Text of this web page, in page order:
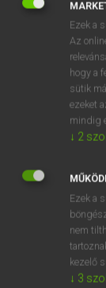
DÍJMENTES
south-westerly
south-western
south-westward
sovány
soványodik
soványság
Ezek a
Az
hogy a
sütik
ezeket
mindig
↓ 2
Ezek a
nem
kezelő
↓ 3